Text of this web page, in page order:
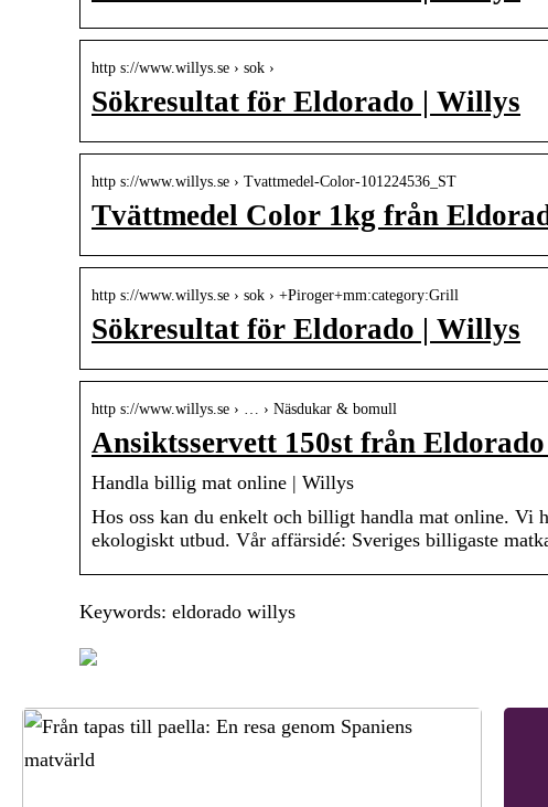
http s://www.willys.se › sok ›
Sökresultat för Eldorado | Willys
http s://www.willys.se › Tvattmedel-Color-101224536_ST
Tvättmedel Color 1kg från
http s://www.willys.se › sok › +Piroger+mm:category:Grill
Sökresultat för Eldorado | Willys
http s://www.willys.se › … › Näsdukar & bomull
Ansiktsservett 150st från
Handla billig mat online | Willys
Hos oss kan du enkelt och billigt handla mat online. Vi
ekologiskt utbud. Vår affärsidé: Sveriges billigaste
Keywords: eldorado willys